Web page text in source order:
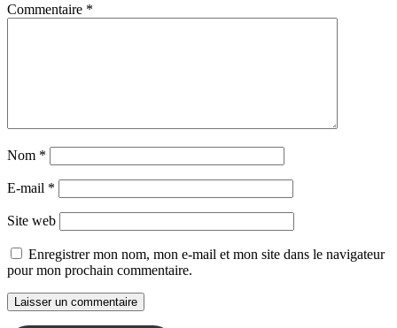
Commentaire *
Nom *
E-mail *
Site web
Enregistrer mon nom, mon e-mail et mon site dans le navigateur
pour mon prochain commentaire.